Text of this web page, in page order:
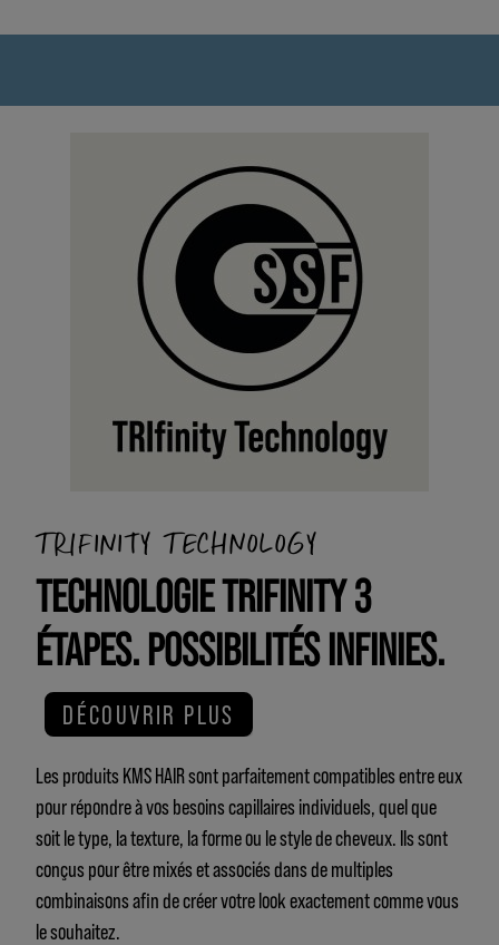
TRIFINITY TECHNOLOGY
TECHNOLOGIE TRIFINITY 3
ÉTAPES. POSSIBILITÉS INFINIES.
DÉCOUVRIR PLUS
Les produits KMS HAIR sont parfaitement compatibles entre eux
pour répondre à vos besoins capillaires individuels, quel que
soit le type, la texture, la forme ou le style de cheveux. Ils sont
conçus pour être mixés et associés dans de multiples
combinaisons afin de créer votre look exactement comme vous
le souhaitez.